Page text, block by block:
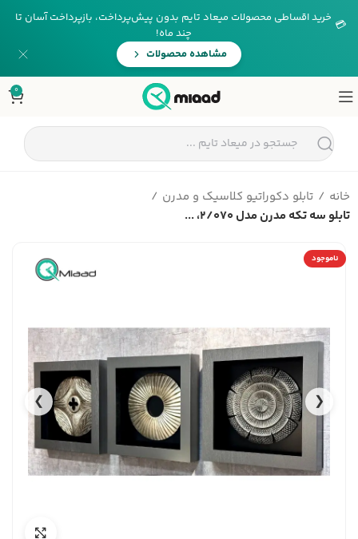
💳 خرید اقساطی محصولات میعاد تایم بدون پیش‌پرداخت، بازپرداخت آسان تا
چند ماه!
مشاهده محصولات
0
خانه
تابلو دکوراتیو کلاسیک و مدرن
تابلو سه تکه مدرن مدل 2/070، ...
ناموجود
❮
❯